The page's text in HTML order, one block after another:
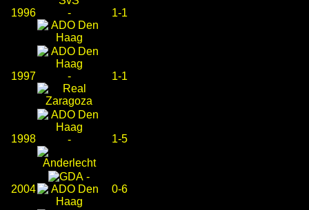
1996 - 1-1
1997 - 1-1
1998 - 1-5
2004
-
0-6